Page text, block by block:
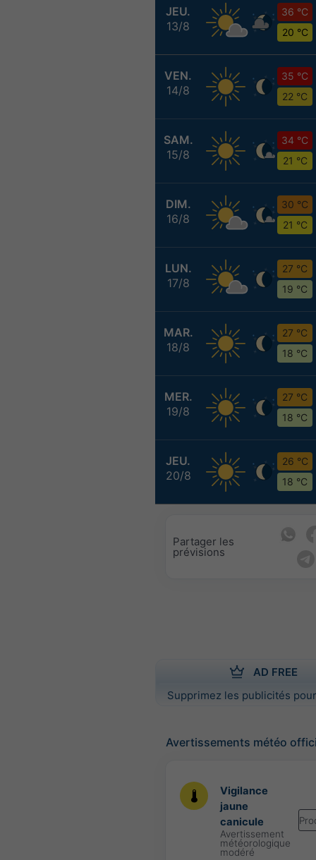
JEU.
13/8
36 °C
20 °C
VEN.
14/8
35 °C
22 °C
SAM.
15/8
34 °C
21 °C
DIM.
16/8
30 °C
21 °C
LUN.
17/8
27 °C
19 °C
MAR.
18/8
27 °C
18 °C
MER.
19/8
27 °C
18 °C
JEU.
20/8
26 °C
18 °C
Partager les
prévisions
AD FREE
Supprimez les publicités
Avertissements météo
Vigilance
jaune
canicule
Avertissement
météorologique
modéré